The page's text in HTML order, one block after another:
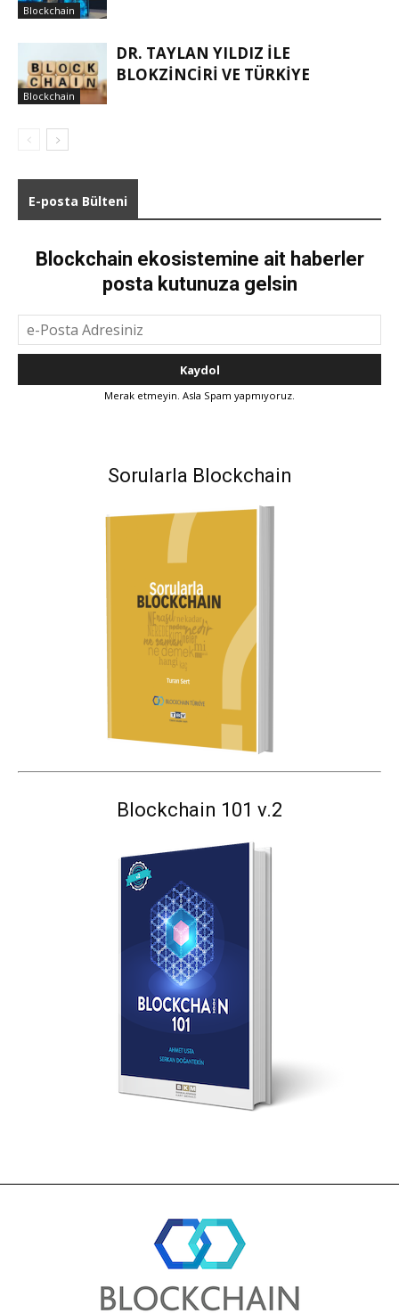
Blockchain
Blockchain
DR. TAYLAN YILDIZ ILE
BLOKZINCIRI VE TÜRKIYE
E-posta Bülteni
Blockchain ekosistemine ait haberler
posta kutunuza gelsin
Merak etmeyin. Asla Spam yapmıyoruz.
Sorularla Blockchain
Blockchain 101 v.2